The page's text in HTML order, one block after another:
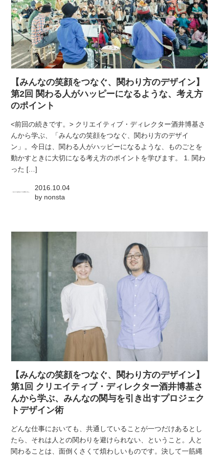
【みんなの笑顔をつなぐ、関わり方のデザイン】
第2回 関わる人がハッピーになるような、考え方
のポイント
<前回の続きです。> クリエイティブ・ディレクター酒井博基さ
んから学ぶ、「みんなの笑顔をつなぐ、関わり方のデザイ
ン」。今日は、関わる人がハッピーになるような、ものごとを
動かすときに大切になる考え方のポイントを学びます。 1. 関わ
った […]
2016.10.04
by nonsta
【みんなの笑顔をつなぐ、関わり方のデザイン】
第1回 クリエイティブ・ディレクター酒井博基さ
んから学ぶ、みんなの関与を引き出すプロジェク
トデザイン術
どんな仕事においても、共通していることが一つだけあるとし
たら、それは人との関わりを避けられない、ということ。人と
関わることは、面倒くさくて煩わしいものです。決して一筋縄